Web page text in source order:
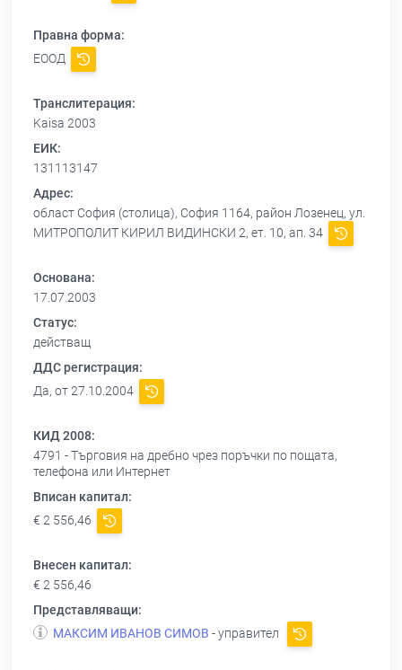
Правна форма:
ЕООД
Транслитерация:
Kaisa 2003
ЕИК:
131113147
Адрес:
област София (столица), София 1164, район Лозенец, ул.
МИТРОПОЛИТ КИРИЛ ВИДИНСКИ 2, ет. 10, ап. 34
Основана:
17.07.2003
Статус:
действащ
ДДС регистрация:
Да, от 27.10.2004
КИД 2008:
4791 - Търговия на дребно чрез поръчки по пощата,
телефона или Интернет
Вписан капитал:
€ 2 556,46
Внесен капитал:
€ 2 556,46
Представляващи:
МАКСИМ ИВАНОВ СИМОВ - управител